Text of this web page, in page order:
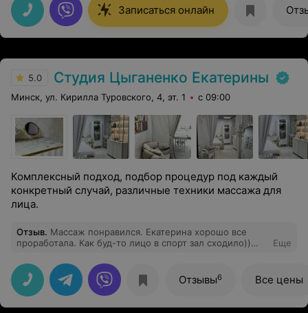
Записаться онлайн
5.0 Студия Цыганенко Екатерины
Минск, ул. Кирилла Туровского, 4, эт. 1 с 09:00
Комплексный подход, подбор процедур под каждый
конкретный случай, различные техники массажа для
лица.
Отзыв. Массаж понравился. Екатерина хорошо все
проработала. Как буд-то лицо в спорт зал сходило))
Еще
Отзывы6 Все цены